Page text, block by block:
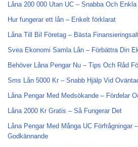
Låna 200 000 Utan UC – Snabba Och
Hur fungerar ett lån – Enkelt förklarat
Låna Till Bil Företag – Bästa
Svea Ekonomi Samla Lån – Förbättra Din
Behöver Låna Pengar Nu – Tips Och Råd
Sms Lån 5000 Kr – Snabb Hjälp Vid
Låna Pengar Med Medsökande – Fördelar
Låna 2000 Kr Gratis – Så Fungerar Det
Låna Pengar Med Många UC Förfrågningar
Godkännande